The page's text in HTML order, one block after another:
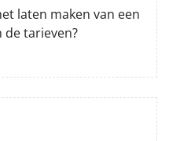
laten maken van een
de tarieven?